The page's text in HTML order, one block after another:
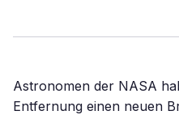
Astronomen der NASA
Entfernung einen neuen